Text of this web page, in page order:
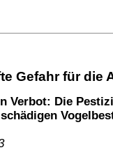
Gefahr für die
Verbot: Die